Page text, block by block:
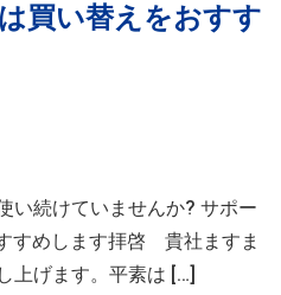
買い替えをおすす
い続けていませんか? サポー
すめします拝啓 貴社ますま
上げます。平素は […]